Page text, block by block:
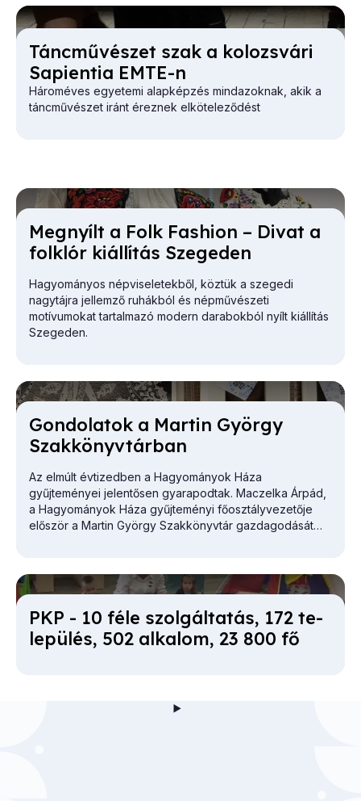
Tánc­mű­vé­szet szak a ko­lozs­vá­ri
Sa­pi­en­tia EM­TE-n
Hároméves egyetemi alapképzés mindazoknak, akik a
táncművészet iránt éreznek elköteleződést
Meg­nyílt a Folk Fashi­on – Di­vat a
folk­lór ki­ál­lí­tás Sze­ge­den
Hagyományos népviseletekből, köztük a szegedi
nagytájra jellemző ruhákból és népművészeti
motívumokat tartalmazó modern darabokból nyílt kiállítás
Szegeden.
Gon­do­la­tok a Mar­tin György
Szak­könyv­tár­ban
Az elmúlt évtizedben a Hagyományok Háza
gyűjteményei jelentősen gyarapodtak. Maczelka Árpád,
a Hagyományok Háza gyűjteményi főosztályvezetője
először a Martin György Szakkönyvtár gazdagodását
PKP - 10 fé­le szol­gál­ta­tás, 172 te­
le­pü­lés, 502 al­ka­lom, 23 800 fő